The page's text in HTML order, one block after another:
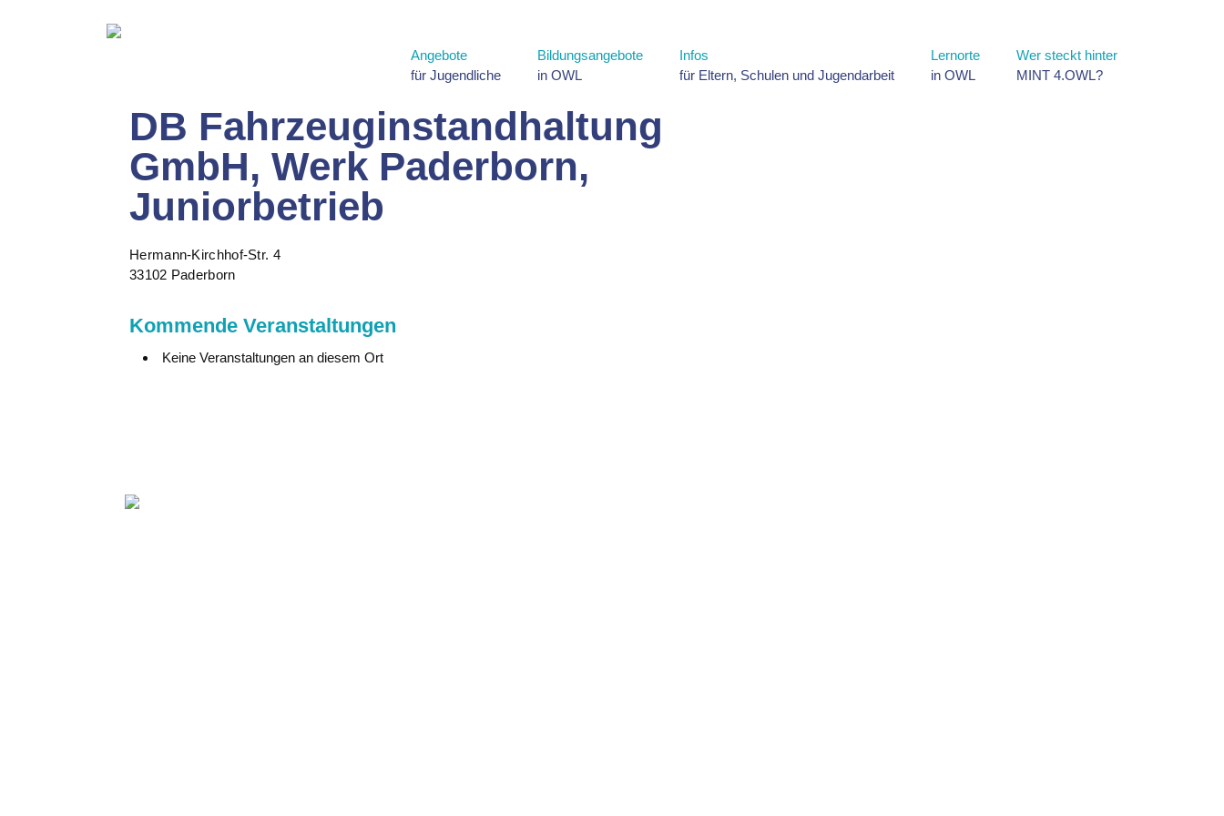
Angebote
für Jugendliche
Bildungsangebote
in OWL
Infos
für Eltern, Schulen und Jugendarbeit
Lernorte
in OWL
Wer steckt hinter
MINT 4.OWL?
DB Fahrzeuginstandhaltung
GmbH, Werk Paderborn,
Juniorbetrieb
Hermann-Kirchhof-Str. 4
33102 Paderborn
Kommende Veranstaltungen
Keine Veranstaltungen an diesem Ort